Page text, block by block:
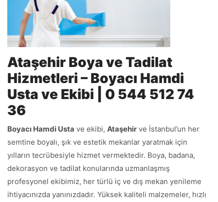
Ataşehir Boya ve Tadilat
Hizmetleri – Boyacı Hamdi
Usta ve Ekibi | 0 544 512 74
36
Boyacı Hamdi Usta ve ekibi, Ataşehir ve İstanbul’un her
semtine boyalı, şık ve estetik mekanlar yaratmak için
yılların tecrübesiyle hizmet vermektedir. Boya, badana,
dekorasyon ve tadilat konularında uzmanlaşmış
profesyonel ekibimiz, her türlü iç ve dış mekan yenileme
ihtiyacınızda yanınızdadır. Yüksek kaliteli malzemeler, hızlı